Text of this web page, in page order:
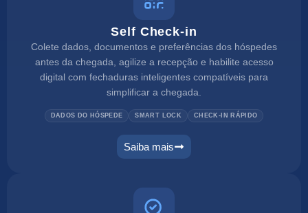
Self Check-in
Colete dados, documentos e preferências dos hóspedes
antes da chegada, agilize a recepção e habilite acesso
digital com fechaduras inteligentes compatíveis para
simplificar a chegada.
DADOS DO HÓSPEDE SMART LOCK CHECK-IN RÁPIDO
Saiba mais